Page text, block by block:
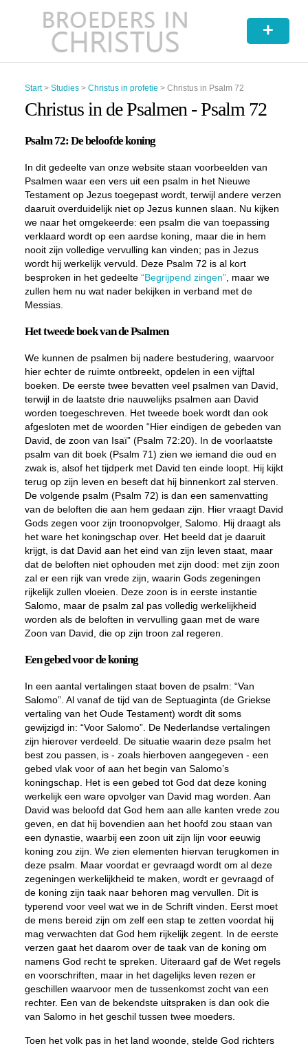
+
Start> Studies> Christus in profetie > Christus in Psalm 72
Christus in de Psalmen - Psalm 72
Psalm 72: De beloofde koning
In dit gedeelte van onze website staan voorbeelden van
Psalmen waar een vers uit een psalm in het Nieuwe
Testament op Jezus toegepast wordt, terwijl andere verzen
daaruit overduidelijk niet op Jezus kunnen slaan. Nu kijken
we naar het omgekeerde: een psalm die van toepassing
verklaard wordt op een aardse koning, maar die in hem
nooit zijn volledige vervulling kan vinden; pas in Jezus
wordt hij werkelijk vervuld. Deze Psalm 72 is al kort
besproken in het gedeelte “Begrijpend zingen”, maar we
zullen hem nu wat nader bekijken in verband met de
Messias.
Het tweede boek van de Psalmen
We kunnen de psalmen bij nadere bestudering, waarvoor
hier echter de ruimte ontbreekt, opdelen in een vijftal
boeken. De eerste twee bevatten veel psalmen van David,
terwijl in de laatste drie nauwelijks psalmen aan David
worden toegeschreven. Het tweede boek wordt dan ook
afgesloten met de woorden “Hier eindigen de gebeden van
David, de zoon van Isaï” (Psalm 72:20). In de voorlaatste
psalm van dit boek (Psalm 71) zien we iemand die oud en
zwak is, alsof het tijdperk met David ten einde loopt. Hij kijkt
terug op zijn leven en beseft dat hij binnenkort zal sterven.
De volgende psalm (Psalm 72) is dan een samenvatting
van de beloften die aan hem gedaan zijn. Hier vraagt David
Gods zegen voor zijn troonopvolger, Salomo. Hij draagt als
het ware het koningschap over. Het beeld dat je daaruit
krijgt, is dat David aan het eind van zijn leven staat, maar
dat de beloften niet ophouden met zijn dood: met zijn zoon
zal er een rijk van vrede zijn, waarin Gods zegeningen
rijkelijk zullen vloeien. Deze zoon is in eerste instantie
Salomo, maar de psalm zal pas volledig werkelijkheid
worden als de beloften in vervulling gaan met de ware
Zoon van David, die op zijn troon zal regeren.
Een gebed voor de koning
In een aantal vertalingen staat boven de psalm: “Van
Salomo”. Al vanaf de tijd van de Septuaginta (de Griekse
vertaling van het Oude Testament) wordt dit soms
gewijzigd in: “Voor Salomo”. De Nederlandse vertalingen
zijn hierover verdeeld. De situatie waarin deze psalm het
best zou passen, is - zoals hierboven aangegeven - een
gebed vlak voor of aan het begin van Salomo’s
koningschap. Het is een gebed tot God dat deze koning
werkelijk een ware opvolger van David mag worden. Aan
David was beloofd dat God hem aan alle kanten vrede zou
geven, en dat hij bovendien aan het hoofd zou staan van
een dynastie, waarbij een zoon uit zijn lijn voor eeuwig
koning zou zijn. We zien elementen hiervan terugkomen in
deze psalm. Maar voordat er gevraagd wordt om al deze
zegeningen werkelijkheid te maken, wordt er gevraagd of
de koning zijn taak naar behoren mag vervullen. Dit is
typerend voor veel wat we in de Schrift vinden. Eerst moet
de mens bereid zijn om zelf een stap te zetten voordat hij
mag verwachten dat God hem rijkelijk zegent. In de eerste
verzen gaat het daarom over de taak van de koning om
namens God recht te spreken. Uiteraard gaf de Wet regels
en voorschriften, maar in het dagelijks leven rezen er
geschillen waarvoor men de tussenkomst zocht van een
rechter. Een van de bekendste uitspraken is dan ook die
van Salomo in het geschil tussen twee moeders.
Toen het volk pas in het land woonde, stelde God richters